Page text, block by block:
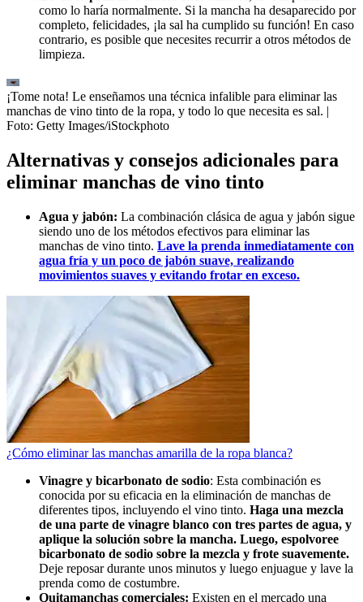
como lo haría normalmente. Si la mancha ha desaparecido por
completo, felicidades, ¡la sal ha cumplido su función! En caso
contrario, es posible que necesites recurrir a otros métodos de
limpieza.
¡Tome nota! Le enseñamos una técnica infalible para eliminar las
manchas de vino tinto de la ropa, y todo lo que necesita es sal. |
Foto: Getty Images/iStockphoto
Alternativas y consejos adicionales para
eliminar manchas de vino tinto
Agua y jabón: La combinación clásica de agua y jabón sigue
siendo uno de los métodos efectivos para eliminar las
manchas de vino tinto. Lave la prenda inmediatamente con
agua fría y un poco de jabón suave, realizando
movimientos suaves y evitando frotar en exceso.
¿Cómo eliminar las manchas amarilla de la ropa blanca?
Vinagre y bicarbonato de sodio: Esta combinación es
conocida por su eficacia en la eliminación de manchas de
diferentes tipos, incluyendo el vino tinto. Haga una mezcla
de una parte de vinagre blanco con tres partes de agua, y
aplique la solución sobre la mancha. Luego, espolvoree
bicarbonato de sodio sobre la mezcla y frote suavemente.
Deje reposar durante unos minutos y luego enjuague y lave la
prenda como de costumbre.
Quitamanchas comerciales: Existen en el mercado una